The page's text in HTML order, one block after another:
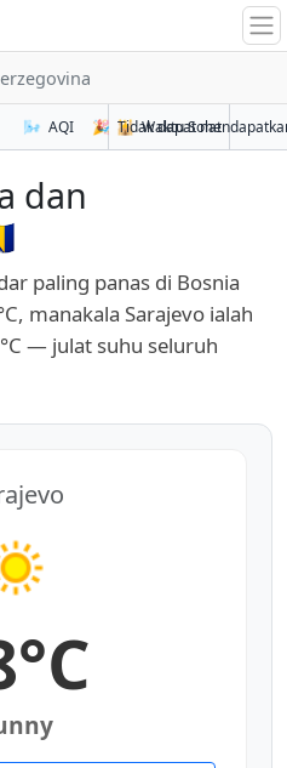
🌬️ AQI 🕌 Waktu Solat
🎉 Tidak dapat
dan
paling panas di Bosnia
manakala Sarajevo ialah
— julat suhu seluruh